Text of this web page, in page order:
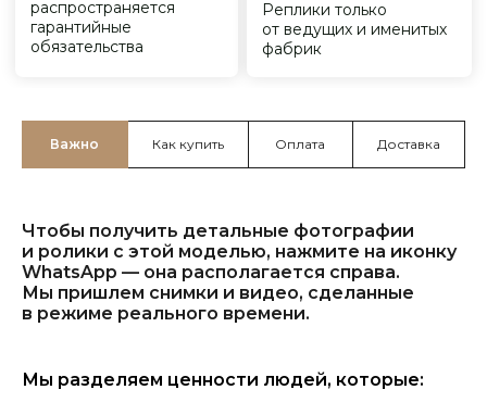
Важно Как купить Оплата Доставка
Чтобы получить детальные фотографии
и ролики с этой моделью, нажмите на иконку
WhatsApp — она располагается справа.
Мы пришлем снимки и видео, сделанные
в режиме реального времени.
Мы разделяем ценности людей, которые: